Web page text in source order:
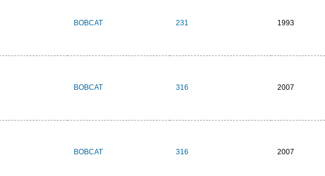
BOBCAT 231 1993
BOBCAT 316 2007
BOBCAT 316 2007